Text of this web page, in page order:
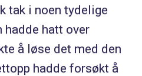
tak i noen tydelige
hadde hatt over
å løse det med den
hadde forsøkt å